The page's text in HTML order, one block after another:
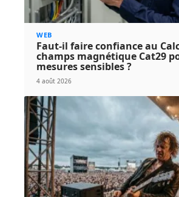
WEB
Faut-il faire confiance au
champs magnétique Cat29
mesures sensibles ?
4 août 2026